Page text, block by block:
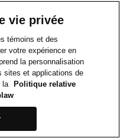
vie privée
témoins et des
votre expérience en
la personnalisation
sites et applications de
la
Politique relative